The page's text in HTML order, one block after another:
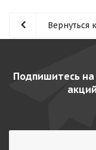
Вернуться
Подпишитесь на